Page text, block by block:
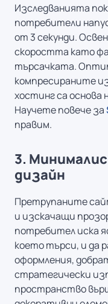
Изследванията
потребители
от 3 секунди.
скоростта като
търсачката.
компресираните
хостинг са основа
Научете повече за
правим.
3.
дизайн
Претрупаните
и изскачащи
потребител иска
което търси, и да
оформления,
стратегически
пространство